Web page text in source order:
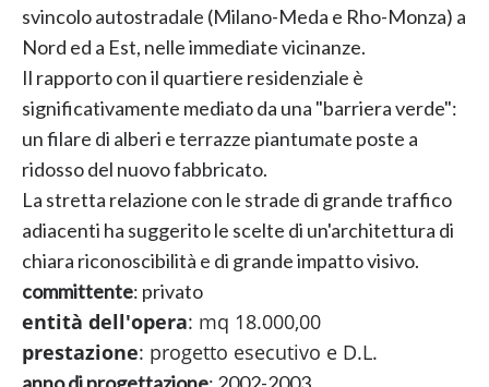
svincolo autostradale (Milano-Meda e Rho-Monza) a
Nord ed a Est, nelle immediate vicinanze.
Il rapporto con il quartiere residenziale è
significativamente mediato da una "barriera verde":
un filare di alberi e terrazze piantumate poste a
ridosso del nuovo fabbricato.
La stretta relazione con le strade di grande traffico
adiacenti ha suggerito le scelte di un'architettura di
chiara riconoscibilità e di grande impatto visivo.
committente: privato
entità dell'opera: mq 18.000,00
prestazione: progetto esecutivo e D.L.